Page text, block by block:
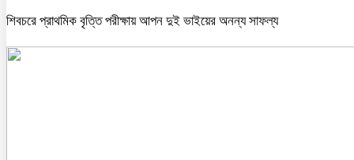
শিবচরে প্রাথমিক বৃত্তি পরীক্ষায় আপন দুই ভাইয়ের অনন্য সাফল্য